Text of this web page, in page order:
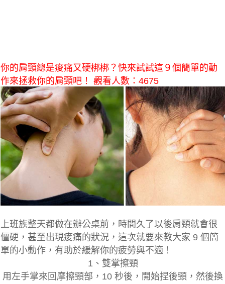
你的肩頸總是痠痛又硬梆梆？快來試試這９個簡單的動
作來拯救你的肩頸吧！ 觀看人數：4675
上班族整天都做在辦公桌前，時間久了以後肩頸就會很
僵硬，甚至出現痠痛的狀況，這次就要來教大家 9 個簡
單的小動作，有助於緩解你的疲勞與不適！
1、雙掌擦頸
用左手掌來回摩擦頸部，10 秒後，開始捏後頸，然後換